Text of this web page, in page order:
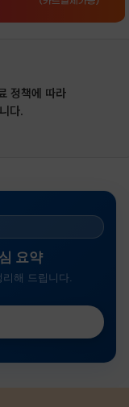
정책에 따라
다.
요약
해 드립니다.